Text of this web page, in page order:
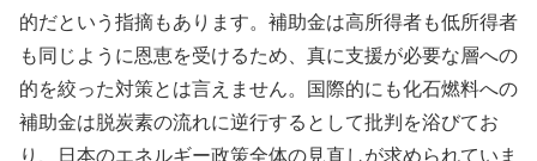
的だという指摘もあります。補助金は高所得者も低所得者
も同じように恩恵を受けるため、真に支援が必要な層への
的を絞った対策とは言えません。国際的にも化石燃料への
補助金は脱炭素の流れに逆行するとして批判を浴びてお
り、日本のエネルギー政策全体の見直しが求められていま